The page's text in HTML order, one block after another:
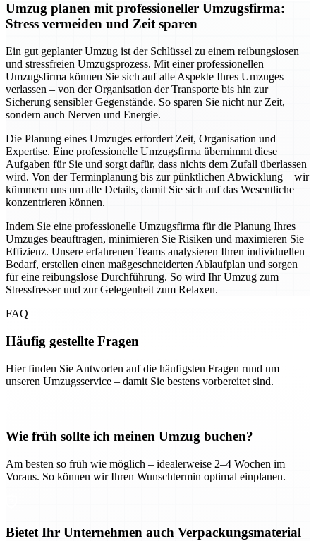
Umzug planen mit professioneller Umzugsfirma:
Stress vermeiden und Zeit sparen
Ein gut geplanter Umzug ist der Schlüssel zu einem reibungslosen
und stressfreien Umzugsprozess. Mit einer professionellen
Umzugsfirma können Sie sich auf alle Aspekte Ihres Umzuges
verlassen – von der Organisation der Transporte bis hin zur
Sicherung sensibler Gegenstände. So sparen Sie nicht nur Zeit,
sondern auch Nerven und Energie.
Die Planung eines Umzuges erfordert Zeit, Organisation und
Expertise. Eine professionelle Umzugsfirma übernimmt diese
Aufgaben für Sie und sorgt dafür, dass nichts dem Zufall überlassen
wird. Von der Terminplanung bis zur pünktlichen Abwicklung – wir
kümmern uns um alle Details, damit Sie sich auf das Wesentliche
konzentrieren können.
Indem Sie eine professionelle Umzugsfirma für die Planung Ihres
Umzuges beauftragen, minimieren Sie Risiken und maximieren Sie
Effizienz. Unsere erfahrenen Teams analysieren Ihren individuellen
Bedarf, erstellen einen maßgeschneiderten Ablaufplan und sorgen
für eine reibungslose Durchführung. So wird Ihr Umzug zum
Stressfresser und zur Gelegenheit zum Relaxen.
FAQ
Häufig gestellte Fragen
Hier finden Sie Antworten auf die häufigsten Fragen rund um
unseren Umzugsservice – damit Sie bestens vorbereitet sind.
Wie früh sollte ich meinen Umzug buchen?
Am besten so früh wie möglich – idealerweise 2–4 Wochen im
Voraus. So können wir Ihren Wunschtermin optimal einplanen.
Bietet Ihr Unternehmen auch Verpackungsmaterial